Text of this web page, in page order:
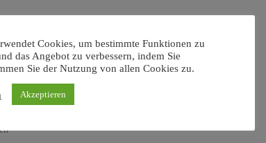
Cookies, um bestimmte Funktionen zu
das Angebot zu verbessern, indem Sie
Sie der Nutzung von allen Cookies zu.
Akzeptieren